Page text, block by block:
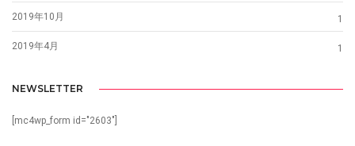
2019年10月 1
2019年4月 1
NEWSLETTER
[mc4wp_form id="2603"]